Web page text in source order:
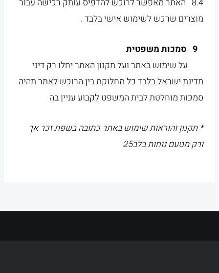
8.4 האתר מאפשר לרוכש להדפיס עותק רכישה עבור
מוצרים שרכש לשימוש אישי בלבד .
9 סמכות משפטית
על שימוש באתר ועל תקנון האתר יחלו רק דיני
מדינת ישראל בלבד כל מחלוקת בין הרוכש לאתר תהיה
סמכות מוחלטת לבית המשפט לקבוע עניין בה
* תקנון והוראות שימוש באתר כתובה בשפת זכר אך
ורק מטעם נוחות בלב25